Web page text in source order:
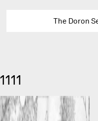
The Doron
1111